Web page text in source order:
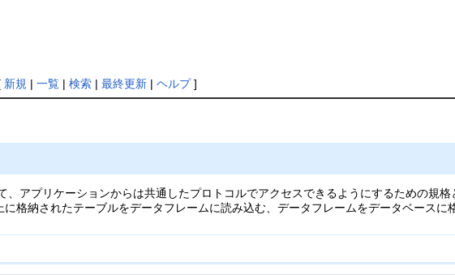
新規 | 一覧| 検索| 最終更新| ヘルプ]
、アプリケーションからは共通したプロトコルでアクセスできるようにするための規
格納されたテーブルをデータフレームに読み込む、データフレームをデータベースに